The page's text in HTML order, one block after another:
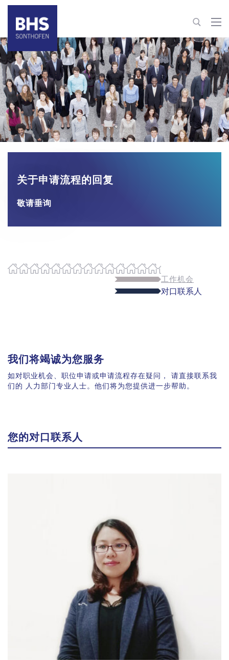
+86 22 82126-263
info@bhs-sonthofen.cn
联系信息
关于申请流程的回复
敬请垂询
工作机会
对口联系人
我们将竭诚为您服务
如对职业机会、职位申请或申请流程存在疑问， 请直接联系我
们的 人力部门专业人士。他们将为您提供进一步帮助。
您的对口联系人